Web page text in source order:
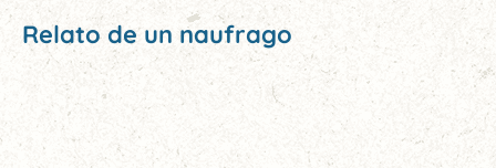
Relato de un naufrago